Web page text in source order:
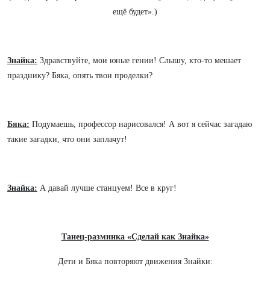
ещё будет».)
Знайка: Здравствуйте, мои юные гении! Слышу, кто-то мешает
празднику? Бяка, опять твои проделки?
Бяка: Подумаешь, профессор нарисовался! А вот я сейчас загадаю
такие загадки, что они заплачут!
Знайка: А давай лучше станцуем! Все в круг!
Танец-разминка «Сделай как Знайка»
Дети и Бяка повторяют движения Знайки: